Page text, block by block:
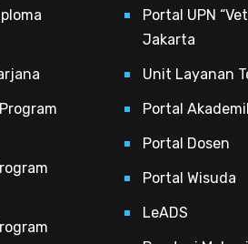
Portal UPN
Jakarta
Unit Layanan
Portal
Portal Dosen
Portal Wisuda
LeADS